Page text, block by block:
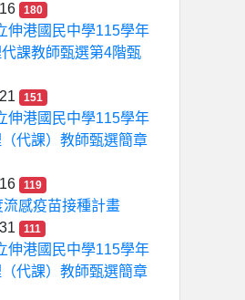
180
伸港國民中學115學年
課教師甄選第4階甄
151
伸港國民中學115學年
代課）教師甄選簡章
119
流感疫苗接種計畫
111
伸港國民中學115學年
代課）教師甄選簡章